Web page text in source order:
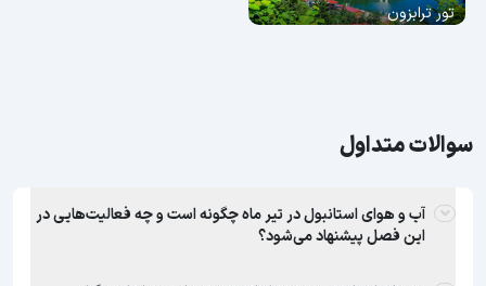
تور ترابزون
سوالات متداول
آب و هوای استانبول در تیر ماه چگونه است و چه فعالیت‌هایی در
این فصل پیشنهاد می‌شود؟